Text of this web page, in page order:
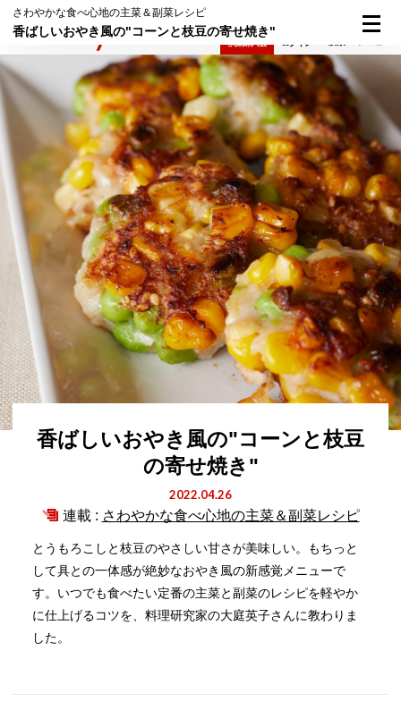
さわやかな食べ心地の主菜＆副菜レシピ
香ばしいおやき風の"コーンと枝豆の寄せ焼き"
香ばしいおやき風の"コーンと枝豆
の寄せ焼き"
2022.04.26
連載 : さわやかな食べ心地の主菜＆副菜レシピ
とうもろこしと枝豆のやさしい甘さが美味しい。もちっと
して具との一体感が絶妙なおやき風の新感覚メニューで
す。いつでも食べたい定番の主菜と副菜のレシピを軽やか
に仕上げるコツを、料理研究家の大庭英子さんに教わりま
した。